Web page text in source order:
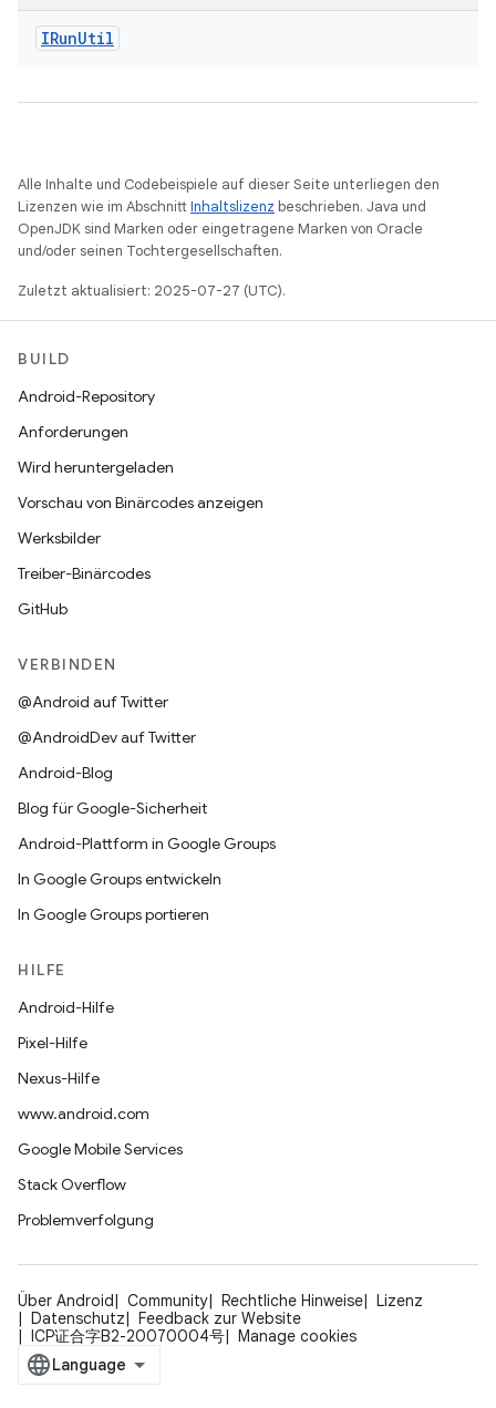
IRunUtil
Alle Inhalte und Codebeispiele auf dieser Seite unterliegen den
Lizenzen wie im AbschnittInhaltslizenz beschrieben. Java und
OpenJDK sind Marken oder eingetragene Marken von Oracle
und/oder seinen Tochtergesellschaften.
Zuletzt aktualisiert: 2025-07-27 (UTC).
BUILD
Android-Repository
Anforderungen
Wird heruntergeladen
Vorschau von Binärcodes anzeigen
Werksbilder
Treiber-Binärcodes
GitHub
VERBINDEN
@Android auf Twitter
@AndroidDev auf Twitter
Android-Blog
Blog für Google-Sicherheit
Android-Plattform in Google Groups
In Google Groups entwickeln
In Google Groups portieren
HILFE
Android-Hilfe
Pixel-Hilfe
Nexus-Hilfe
www.android.com
Google Mobile Services
Stack Overflow
Problemverfolgung
Über Android Community Rechtliche Hinweise
Lizenz
Datenschutz
Feedback zur Website
ICP证合字B2-20070004号
Manage cookies